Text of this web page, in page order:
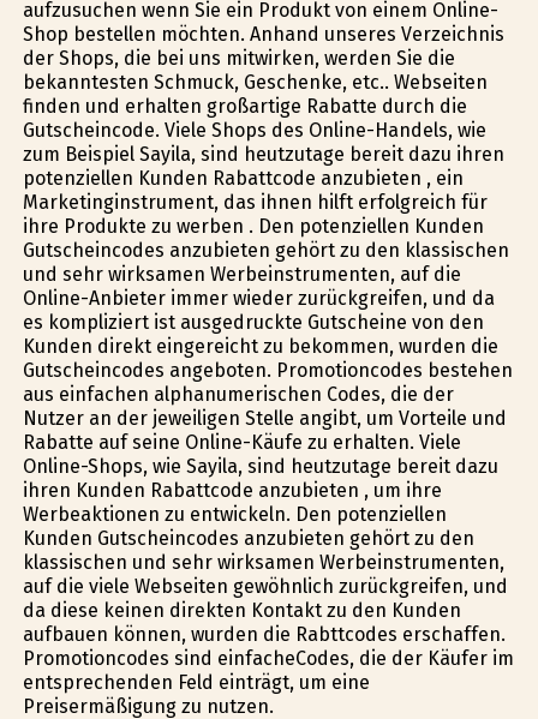
aufzusuchen wenn Sie ein Produkt von einem Online-
Shop bestellen möchten. Anhand unseres Verzeichnis
der Shops, die bei uns mitwirken, werden Sie die
bekanntesten Schmuck, Geschenke, etc.. Webseiten
finden und erhalten großartige Rabatte durch die
Gutscheincode. Viele Shops des Online-Handels, wie
zum Beispiel Sayila, sind heutzutage bereit dazu ihren
potenziellen Kunden Rabattcode anzubieten , ein
Marketinginstrument, das ihnen hilft erfolgreich für
ihre Produkte zu werben . Den potenziellen Kunden
Gutscheincodes anzubieten gehört zu den klassischen
und sehr wirksamen Werbeinstrumenten, auf die
Online-Anbieter immer wieder zurückgreifen, und da
es kompliziert ist ausgedruckte Gutscheine von den
Kunden direkt eingereicht zu bekommen, wurden die
Gutscheincodes angeboten. Promotioncodes bestehen
aus einfachen alphanumerischen Codes, die der
Nutzer an der jeweiligen Stelle angibt, um Vorteile und
Rabatte auf seine Online-Käufe zu erhalten. Viele
Online-Shops, wie Sayila, sind heutzutage bereit dazu
ihren Kunden Rabattcode anzubieten , um ihre
Werbeaktionen zu entwickeln. Den potenziellen
Kunden Gutscheincodes anzubieten gehört zu den
klassischen und sehr wirksamen Werbeinstrumenten,
auf die viele Webseiten gewöhnlich zurückgreifen, und
da diese keinen direkten Kontakt zu den Kunden
aufbauen können, wurden die Rabttcodes erschaffen.
Promotioncodes sind einfacheCodes, die der Käufer im
entsprechenden Feld einträgt, um eine
Preisermäßigung zu nutzen.